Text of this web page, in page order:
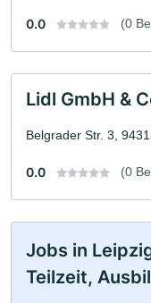
0.0 (0
Lidl GmbH &
Belgrader Str. 3,
0.0 (0
Jobs in
Teilzeit,